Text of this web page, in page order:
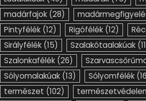
madárfajok (28)
Pintyfélék (12) Rigófélék (12)
Sirályfélék (15) Szalakótaalakúak
Szalonkafélék (26)
Sólyomalakúak (13) Sólyomfélék
természet (102)